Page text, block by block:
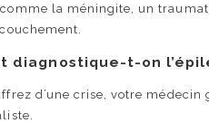
la méningite, un
diagnostique-t-on
d’une crise, votre